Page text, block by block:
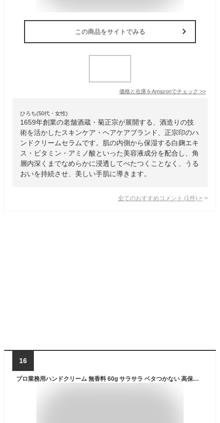
この商品をサイトでみる
価格と在庫をAmazonでチェック >>
ひろち(50代・女性)
1659年創業の老舗酒蔵・菊正宗が展開する、酒造りの技
術を活かしたスキンケア・ヘアケアブランド、正宗印のハ
ンドクリームセラムです。肌の内側から保湿する白麹エキ
ス・ビタミン・アミノ酸といった美容液成分を配合し、角
層内深くまでなめらかに浸透してべたつくことなく、うる
おいを持続させ、美しい手肌に導きます。
全てのおすすめコメント (1 件) >
16
プロ業務用ハンドクリーム 無香料 60g サラサラ ベタつかない 高保湿 料理中 天然由来成分